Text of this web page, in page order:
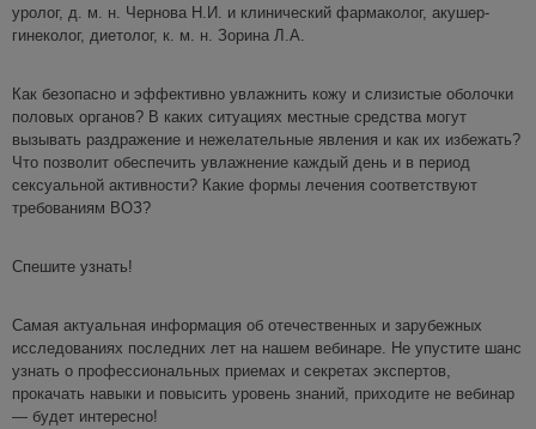
уролог, д. м. н. Чернова Н.И. и клинический фармаколог, акушер-
гинеколог, диетолог, к. м. н. Зорина Л.А.
Как безопасно и эффективно увлажнить кожу и слизистые оболочки
половых органов? В каких ситуациях местные средства могут
вызывать раздражение и нежелательные явления и как их избежать?
Что позволит обеспечить увлажнение каждый день и в период
сексуальной активности? Какие формы лечения соответствуют
требованиям ВОЗ?
Спешите узнать!
Самая актуальная информация об отечественных и зарубежных
исследованиях последних лет на нашем вебинаре. Не упустите шанс
узнать о профессиональных приемах и секретах экспертов,
прокачать навыки и повысить уровень знаний, приходите не вебинар
— будет интересно!